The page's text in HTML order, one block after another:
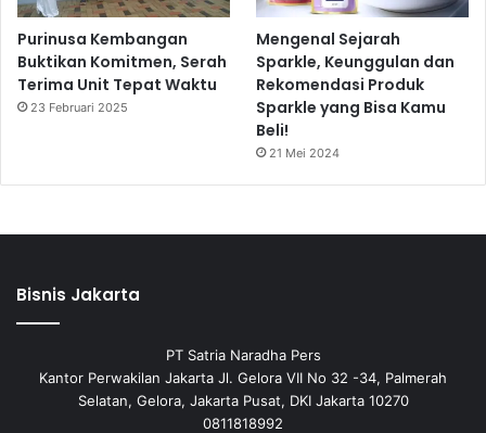
Purinusa Kembangan
Buktikan Komitmen, Serah
Terima Unit Tepat Waktu
23 Februari 2025
Mengenal Sejarah
Sparkle, Keunggulan dan
Rekomendasi Produk
Sparkle yang Bisa Kamu
Beli!
21 Mei 2024
Bisnis Jakarta
PT Satria Naradha Pers
Kantor Perwakilan Jakarta Jl. Gelora VII No 32 -34, Palmerah
Selatan, Gelora, Jakarta Pusat, DKI Jakarta 10270
0811818992